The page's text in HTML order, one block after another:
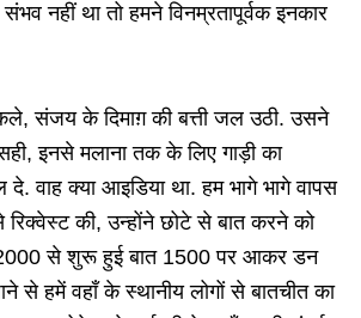
नहीं था तो हमने विनम्रतापूर्वक इनकार
संजय के दिमाग़ की बत्ती जल उठी. उसने
इनसे मलाना तक के लिए गाड़ी का
वाह क्या आइडिया था. हम भागे भागे वापस
रिक्वेस्ट की, उन्होंने छोटे से बात करने को
से शुरू हुई बात 1500 पर आकर डन
से हमें वहाँ के स्थानीय लोगों से बातचीत का